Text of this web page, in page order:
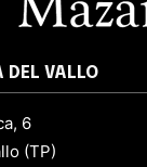
DEL VALLO
6
(TP)